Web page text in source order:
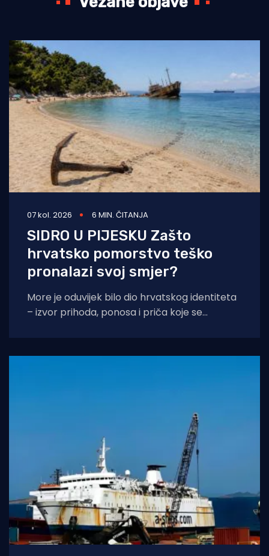
07 kol. 2026 6 MIN. ČITANJA
SIDRO U PIJESKU Zašto
hrvatsko pomorstvo teško
pronalazi svoj smjer?
More je oduvijek bilo dio hrvatskog identiteta
– izvor prihoda, ponosa i priča koje se